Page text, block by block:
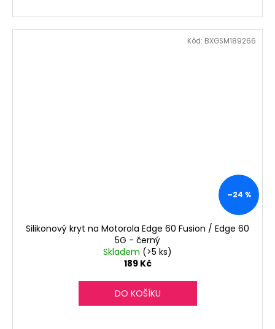
–24 %
Silikonový kryt na Motorola Edge 60 Fusion / Edge 60
5G - černý
Skladem (>5 ks)
189 Kč
DO KOŠÍKU
Kód: BXGSM189266